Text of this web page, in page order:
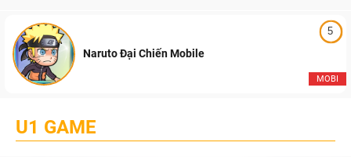
5
MOBI
Naruto Đại Chiến Mobile
U1 GAME